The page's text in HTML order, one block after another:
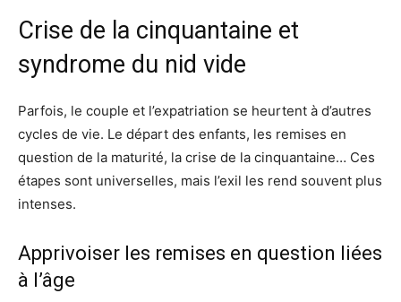
Crise de la cinquantaine et
syndrome du nid vide
Parfois, le couple et l’expatriation se heurtent à d’autres
cycles de vie. Le départ des enfants, les remises en
question de la maturité, la crise de la cinquantaine… Ces
étapes sont universelles, mais l’exil les rend souvent plus
intenses.
Apprivoiser les remises en question liées
à l’âge